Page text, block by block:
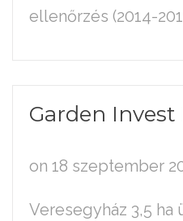
ellenőrzés (2014-
Garden Invest
on 18 szeptember
Veresegyház 3,5 ha